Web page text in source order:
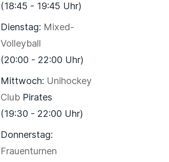
(18:45 - 19:45 Uhr)
Dienstag: Mixed-
Volleyball
(20:00 - 22:00 Uhr)
Mittwoch: Unihockey
Club Pirates
(19:30 - 22:00 Uhr)
Donnerstag:
Frauenturnen